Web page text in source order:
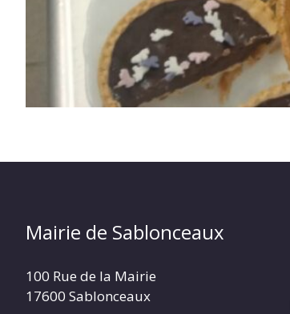
Mairie de Sablonceaux
100 Rue de la Mairie
17600 Sablonceaux